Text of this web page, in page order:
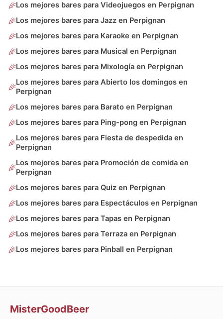
Los mejores bares para Videojuegos en Perpignan
Los mejores bares para Jazz en Perpignan
Los mejores bares para Karaoke en Perpignan
Los mejores bares para Musical en Perpignan
Los mejores bares para Mixología en Perpignan
Los mejores bares para Abierto los domingos en
Perpignan
Los mejores bares para Barato en Perpignan
Los mejores bares para Ping-pong en Perpignan
Los mejores bares para Fiesta de despedida en
Perpignan
Los mejores bares para Promoción de comida en
Perpignan
Los mejores bares para Quiz en Perpignan
Los mejores bares para Espectáculos en Perpignan
Los mejores bares para Tapas en Perpignan
Los mejores bares para Terraza en Perpignan
Los mejores bares para Pinball en Perpignan
MisterGoodBeer